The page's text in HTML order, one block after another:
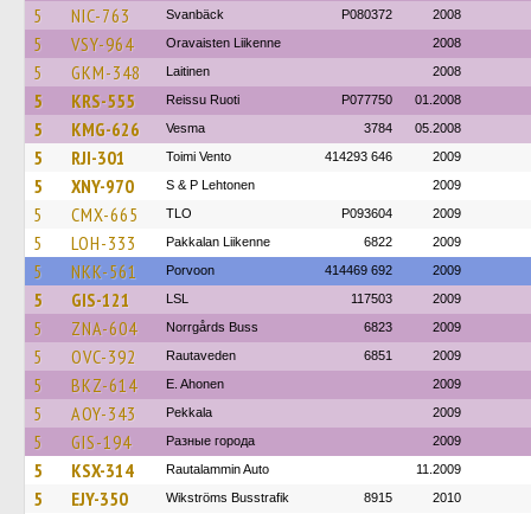
5 NIC-763 Svanbäck P080372 2008
5 VSY-964 Oravaisten Liikenne 2008
5 GKM-348 Laitinen 2008
5 KRS-555 Reissu Ruoti P077750 01.2008
5 KMG-626 Vesma 3784 05.2008
5 RJI-301 Toimi Vento 414293 646 2009
5 XNY-970 S & P Lehtonen 2009
5 CMX-665 TLO P093604 2009
5 LOH-333 Pakkalan Liikenne 6822 2009
5 NKK-561 Porvoon 414469 692 2009
5 GIS-121 LSL 117503 2009
5 ZNA-604 Norrgårds Buss 6823 2009
5 OVC-392 Rautaveden 6851 2009
5 BKZ-614 E. Ahonen 2009
5 AOY-343 Pekkala 2009
5 GIS-194 Разные города 2009
5 KSX-314 Rautalammin Auto 11.2009
5 EJY-350 Wikströms Busstrafik 8915 2010